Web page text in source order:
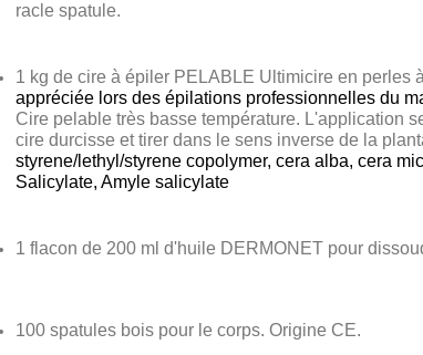
racle spatule.
1 kg de cire à épiler PELABLE Ultimicire en perles
appréciée lors des épilations professionnelles du
Cire pelable très basse température. L'application
cire durcisse et tirer dans le sens inverse de la
styrene/lethyl/styrene copolymer, cera alba, cera
Salicylate, Amyle salicylate
1 flacon de 200 ml d'huile DERMONET pour
100 spatules bois pour le corps. Origine CE.